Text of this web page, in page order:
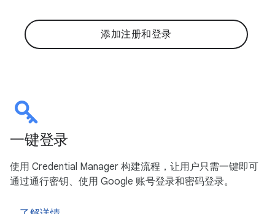
添加注册和登录
一键登录
使用 Credential Manager 构建流程，让用户只需一键即可
通过通行密钥、使用 Google 账号登录和密码登录。